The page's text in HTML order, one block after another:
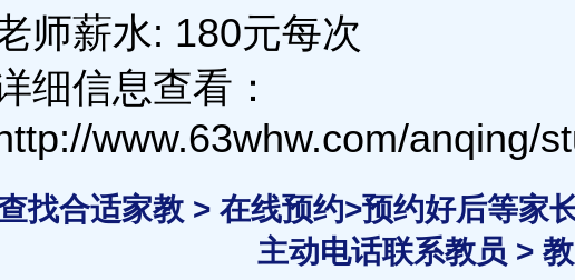
师薪水: 180元每次
细信息查看：
www.63whw.com/anqing/
找合适家教 > 在线预约>预约好后等家
主动电话联系教员 >